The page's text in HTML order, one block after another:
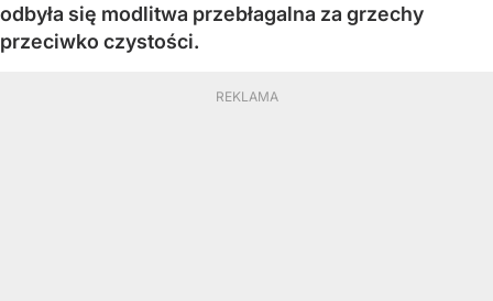
odbyła się modlitwa przebłagalna za grzechy
przeciwko czystości.